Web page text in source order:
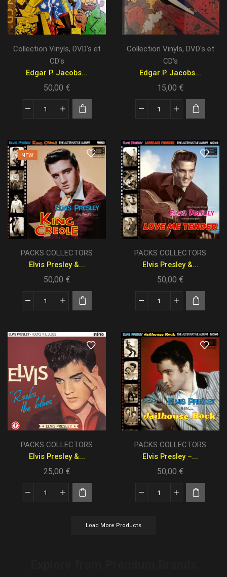
Collection Vinyls, DVD's et
CD's
Edgar P. Jacobs...
50,00 €
Collection Vinyls, DVD's et
CD's
Edgar P. Jacobs...
15,00 €
NEW
PACKS COLLECTORS
Elvis Presley &...
50,00 €
PACKS COLLECTORS
Elvis Presley &...
50,00 €
PACKS COLLECTORS
Elvis Presley &...
25,00 €
PACKS COLLECTORS
Elvis Presley –...
50,00 €
Load More Products